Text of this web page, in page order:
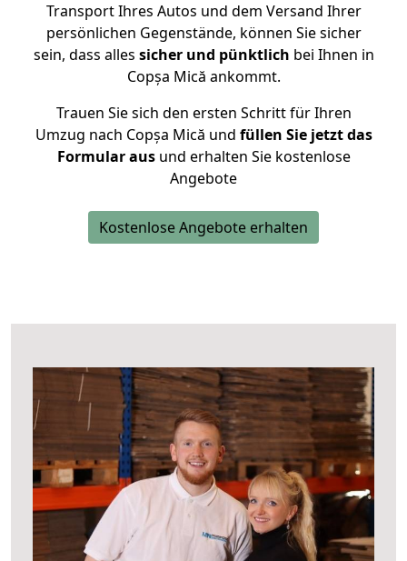
Transport Ihres Autos und dem Versand Ihrer
persönlichen Gegenstände, können Sie sicher
sein, dass alles sicher und pünktlich bei Ihnen in
Copșa Mică ankommt.
Trauen Sie sich den ersten Schritt für Ihren
Umzug nach Copșa Mică und füllen Sie jetzt das
Formular ausund erhalten Sie kostenlose
Angebote
Kostenlose Angebote erhalten